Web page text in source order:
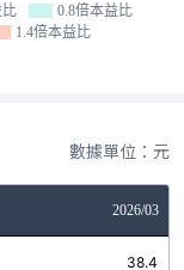
0.8倍本益比
1.4倍本益比
數據單位：元
2026/03
38.4